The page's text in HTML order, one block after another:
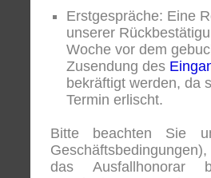
Erstgespräche: Eine
unserer
Woche vor dem
Zusendung des
bekräftigt werden, da
Termin erlischt.
Bitte beachten Sie
das Ausfallhonorar